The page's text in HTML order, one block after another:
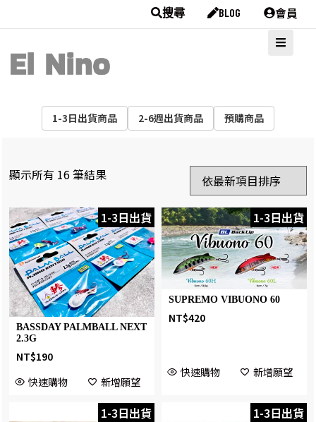
搜尋 BLOG 會員
1-3日出貨商品 2-6週出貨商品 預購商品
顯示所有 16 筆結果
1-3日出貨
BASSDAY PALMBALL NEXT
2.3G
NT$190
快速購物
新增願望
1-3日出貨
SUPREMO VIBUONO 60
NT$420
快速購物 新增願望
1-3日出貨 1-3日出貨